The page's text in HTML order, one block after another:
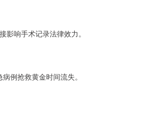
响手术记录法律效力。
例抢救黄金时间流失。